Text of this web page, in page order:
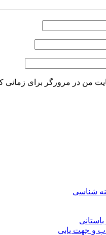
من در مرورگر برای زمانی
شناسی
و جهت یابی